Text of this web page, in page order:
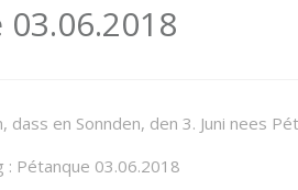
en Sonnden, den 3. Juni nees
: Pétanque 03.06.2018